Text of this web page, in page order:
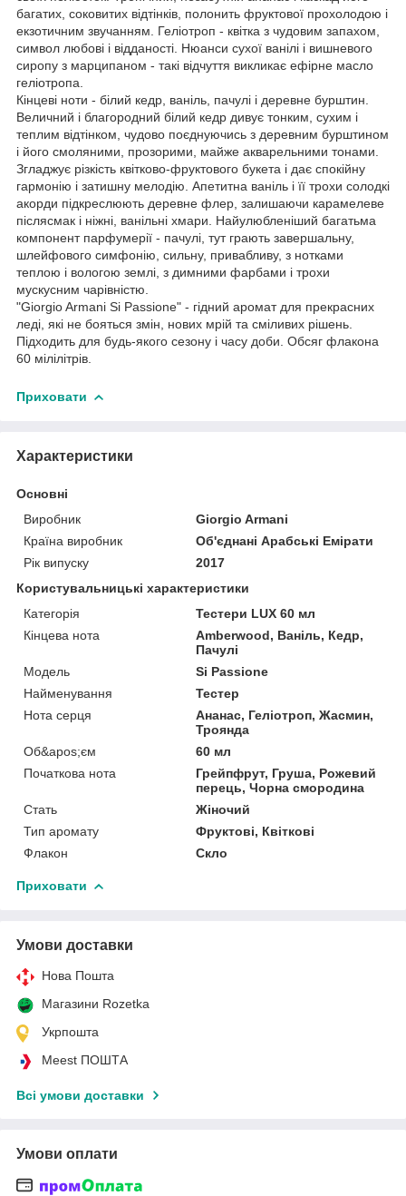
багатих, соковитих відтінків, полонить фруктової прохолодою і
екзотичним звучанням. Геліотроп - квітка з чудовим запахом,
символ любові і відданості. Нюанси сухої ванілі і вишневого
сиропу з марципаном - такі відчуття викликає ефірне масло
геліотропа.
Кінцеві ноти - білий кедр, ваніль, пачулі і деревне бурштин.
Величний і благородний білий кедр дивує тонким, сухим і
теплим відтінком, чудово поєднуючись з деревним бурштином
і його смоляними, прозорими, майже акварельними тонами.
Згладжує різкість квітково-фруктового букета і дає спокійну
гармонію і затишну мелодію. Апетитна ваніль і її трохи солодкі
акорди підкреслюють деревне флер, залишаючи карамелеве
післясмак і ніжні, ванільні хмари. Найулюбленіший багатьма
компонент парфумерії - пачулі, тут грають завершальну,
шлейфового симфонію, сильну, привабливу, з нотками
теплою і вологою землі, з димними фарбами і трохи
мускусним чарівністю.
"Giorgio Armani Si Passione" - гідний аромат для прекрасних
леді, які не бояться змін, нових мрій та сміливих рішень.
Підходить для будь-якого сезону і часу доби. Обсяг флакона
60 мілілітрів.
Приховати
Характеристики
Основні
Виробник
Giorgio Armani
Країна виробник
Об'єднані Арабські Емірати
Рік випуску
2017
Користувальницькі характеристики
Категорія
Тестери LUX 60 мл
Кінцева нота
Amberwood, Ваніль, Кедр,
Пачулі
Мoдель
Si Passione
Найменування
Тестер
Нота серця
Ананас, Геліотроп, Жасмин,
Троянда
Об&apos;єм
60 мл
Початкова нота
Грейпфрут, Груша, Рожевий
перець, Чорна смородина
Стать
Жіночий
Тип аромату
Фруктові, Квіткові
Флакон
Скло
Приховати
Умови доставки
Нова Пошта
Магазини Rozetka
Укрпошта
Meest ПОШТА
Всі умови доставки
Умови оплати